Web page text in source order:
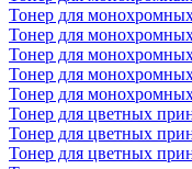
Тонер для
Тонер для
Тонер для
Тонер для
Тонер для
Тонер для цветных
Тонер для цветных
Тонер для цветных